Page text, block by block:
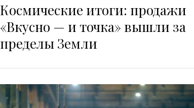
Космические итоги: продажи
«Вкусно — и точка» вышли за
пределы Земли